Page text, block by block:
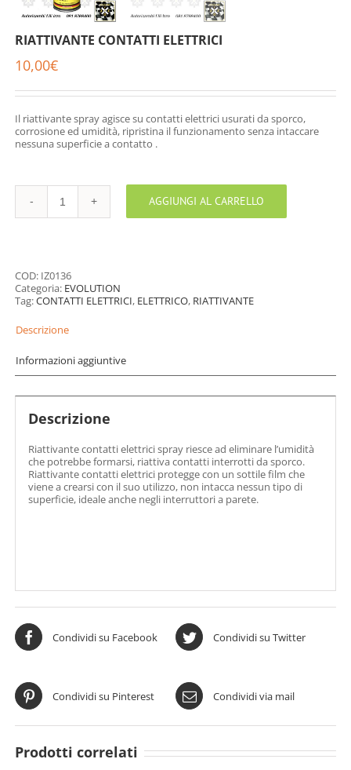
RIATTIVANTE CONTATTI ELETTRICI
10,00€
Il riattivante spray agisce su contatti elettrici usurati da sporco,
corrosione ed umidità, ripristina il funzionamento senza intaccare
nessuna superficie a contatto .
RIATTIVANTE
CONTATTI
AGGIUNGI AL CARRELLO
COD: IZ0136
Categoria: EVOLUTION
Tag:CONTATTI ELETTRICI, ELETTRICO, RIATTIVANTE
Descrizione
Informazioni aggiuntive
Descrizione
Riattivante contatti elettrici spray riesce ad eliminare l’umidità
che potrebbe formarsi, riattiva contatti interrotti da sporco.
Riattivante contatti elettrici protegge con un sottile film che
viene a crearsi con il suo utilizzo, non intacca nessun tipo di
superficie, ideale anche negli interruttori a parete.
Condividi su Facebook Condividi su Twitter
Condividi su Pinterest Condividi via mail
Prodotti correlati